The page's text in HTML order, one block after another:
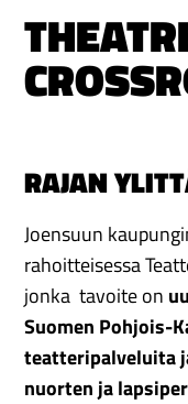
RAJAN
Joensuun
rahoitteisessa
jonka tavoite on
Suomen Pohjois-
teatteripalveluita
nuorten ja